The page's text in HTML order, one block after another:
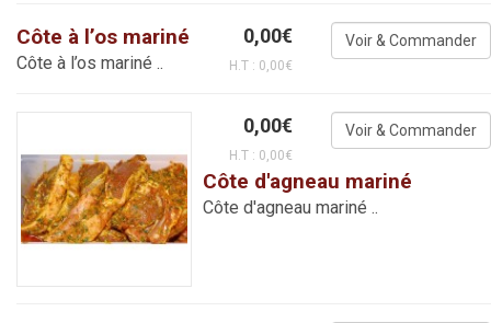
0,00€
H.T : 0,00€
Côte à l’os mariné
Côte à l’os mariné ..
0,00€
H.T : 0,00€
Côte d'agneau mariné
Côte d'agneau mariné ..